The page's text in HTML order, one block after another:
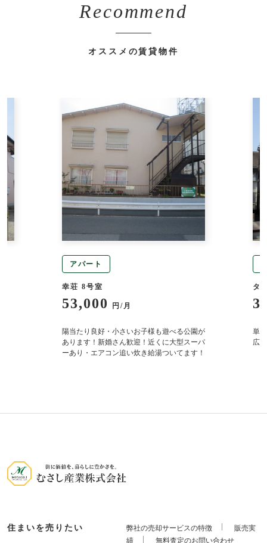
Recommend
オススメの賃貸物件
アパート
幸荘 8号室
53,000 円/月
陽当たり良好・小さいお子様も遊べる公園が
あります！新婚さん歓迎！近くに大型スーパ
ーあり・エアコン追い炊き給湯ついてます！
タ
単
広
住まいを売りたい 弊社の売却サービスの特徴
販売実
績
無料査定のお問い合わせ